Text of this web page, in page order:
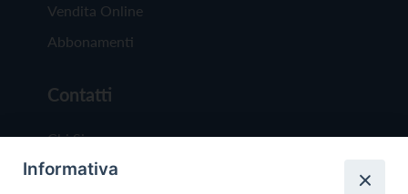
Vendita Online
Abbonamenti
Contatti
Chi Siamo
Redazione
Informativa